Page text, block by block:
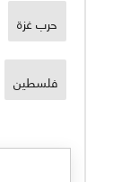
حرب غزة
فلسطين